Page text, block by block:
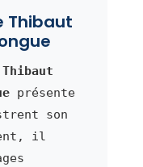
Thibaut
Thibaut
présente
son
il